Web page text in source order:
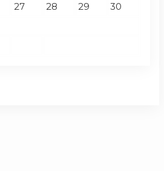
27 28 29
30